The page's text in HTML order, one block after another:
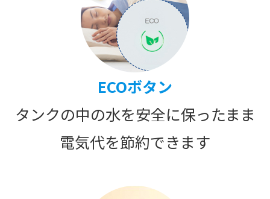
ECOボタン
タンクの中の水を安全に保ったまま
電気代を節約できます